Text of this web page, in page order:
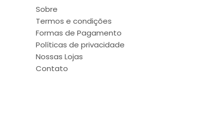
Sobre
Termos e condições
Formas de Pagamento
Políticas de privacidade
Nossas Lojas
Contato